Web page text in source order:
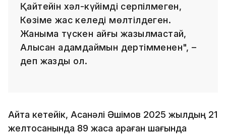
Қайтейін хәл-күйімді серпілмеген,
Көзіме жас келеді мөлтілдеген.
Жаныма түскен қайғы жазылмастай,
Алысқан адамдаймын дертімменен", –
деп жазды ол.
Айта кетейік, Асанәлі Әшімов 2025 жылдың 21
желтоқсанында 89 жасқа қараған шағында